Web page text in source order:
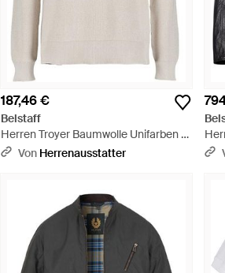
187,46 €
Belstaff
Herren Troyer Baumwolle Unifarben -
WeißVon Herrenausstatter